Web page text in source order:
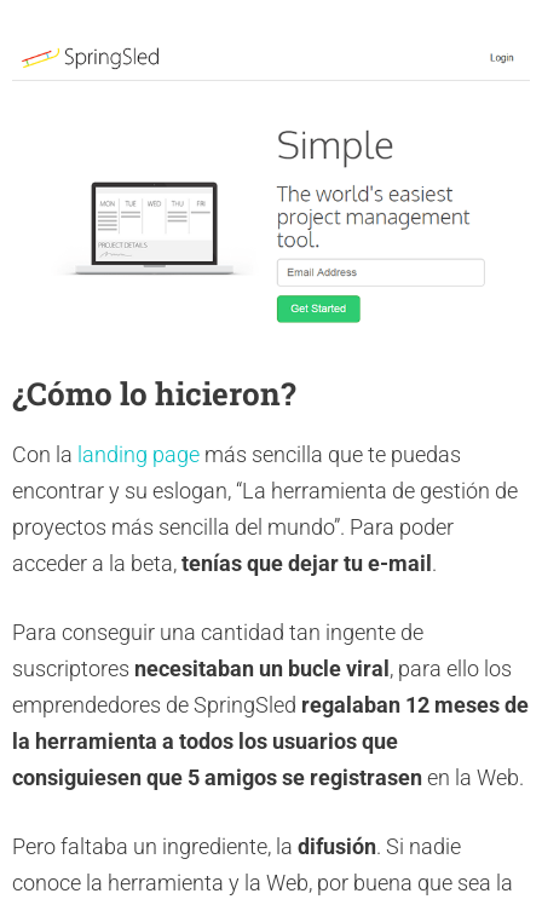
¿Cómo lo hicieron?
Con la landing page más sencilla que te puedas
encontrar y su eslogan, “La herramienta de gestión de
proyectos más sencilla del mundo”. Para poder
acceder a la beta,tenías que dejar tu e-mail .
Para conseguir una cantidad tan ingente de
suscriptores necesitaban un bucle viral , para ello los
emprendedores de SpringSled regalaban 12 meses de
la herramienta a todos los usuarios que
consiguiesen que 5 amigos se registrasenen la Web.
Pero faltaba un ingrediente, la difusión. Si nadie
conoce la herramienta y la Web, por buena que sea la